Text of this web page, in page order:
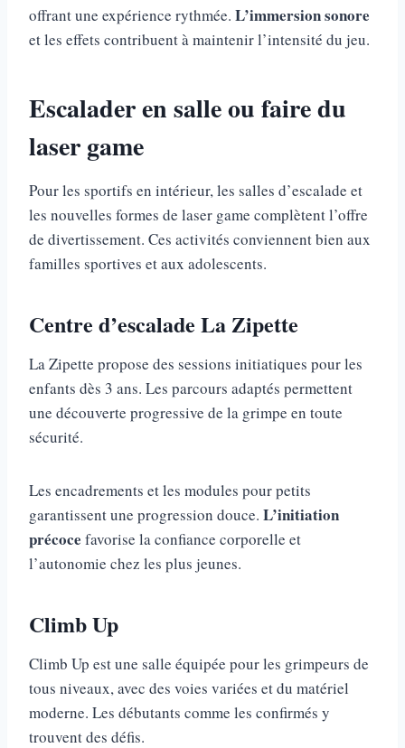
offrant une expérience rythmée. L’immersion sonore
et les effets contribuent à maintenir l’intensité du jeu.
Escalader en salle ou faire du
laser game
Pour les sportifs en intérieur, les salles d’escalade et
les nouvelles formes de laser game complètent l’offre
de divertissement. Ces activités conviennent bien aux
familles sportives et aux adolescents.
Centre d’escalade La Zipette
La Zipette propose des sessions initiatiques pour les
enfants dès 3 ans. Les parcours adaptés permettent
une découverte progressive de la grimpe en toute
sécurité.
Les encadrements et les modules pour petits
garantissent une progression douce. L’initiation
précoce favorise la confiance corporelle et
l’autonomie chez les plus jeunes.
Climb Up
Climb Up est une salle équipée pour les grimpeurs de
tous niveaux, avec des voies variées et du matériel
moderne. Les débutants comme les confirmés y
trouvent des défis.